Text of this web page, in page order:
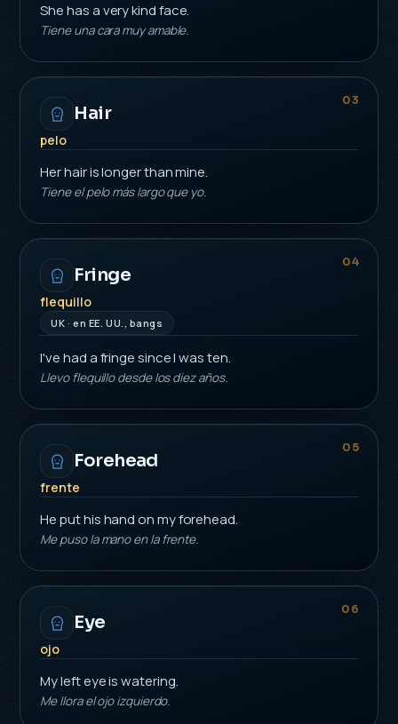
She has a very kind face.
Tiene una cara muy amable.
03
Hair
pelo
Her hair is longer than mine.
Tiene el pelo más largo que yo.
04
Fringe
flequillo
UK · en EE. UU., bangs
I've had a fringe since I was ten.
Llevo flequillo desde los diez años.
05
Forehead
frente
He put his hand on my forehead.
Me puso la mano en la frente.
06
Eye
ojo
My left eye is watering.
Me llora el ojo izquierdo.